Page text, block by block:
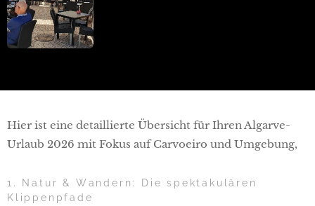
Hier ist eine detaillierte Übersicht für Ihren Algarve-
Urlaub 2026 mit Fokus auf Carvoeiro und Umgebung,
1. Natur & Wandern: Die spektakulären
Klippenpfade